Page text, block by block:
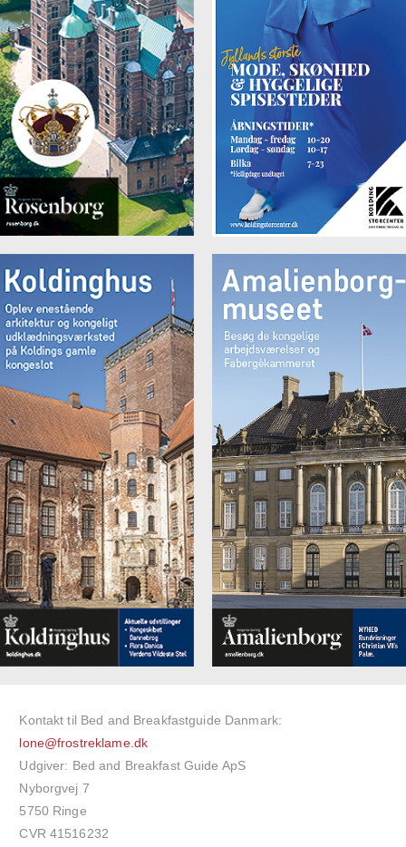
Kontakt til Bed and Breakfastguide Danmark:
lone@frostreklame.dk
Udgiver: Bed and Breakfast Guide ApS
Nyborgvej 7
5750 Ringe
CVR 41516232